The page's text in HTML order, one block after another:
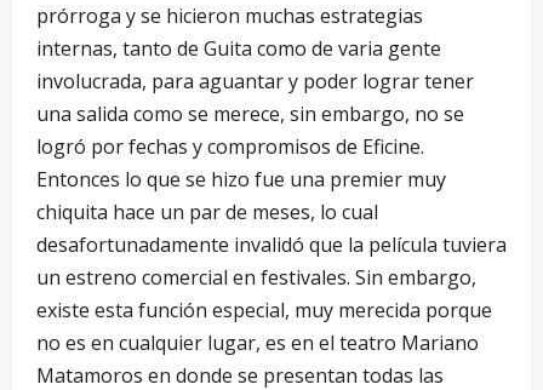
prórroga y se hicieron muchas estrategias
internas, tanto de Guita como de varia gente
involucrada, para aguantar y poder lograr tener
una salida como se merece, sin embargo, no se
logró por fechas y compromisos de Eficine.
Entonces lo que se hizo fue una premier muy
chiquita hace un par de meses, lo cual
desafortunadamente invalidó que la película tuviera
un estreno comercial en festivales. Sin embargo,
existe esta función especial, muy merecida porque
no es en cualquier lugar, es en el teatro Mariano
Matamoros en donde se presentan todas las